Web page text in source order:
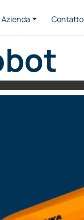
Azienda Contatto